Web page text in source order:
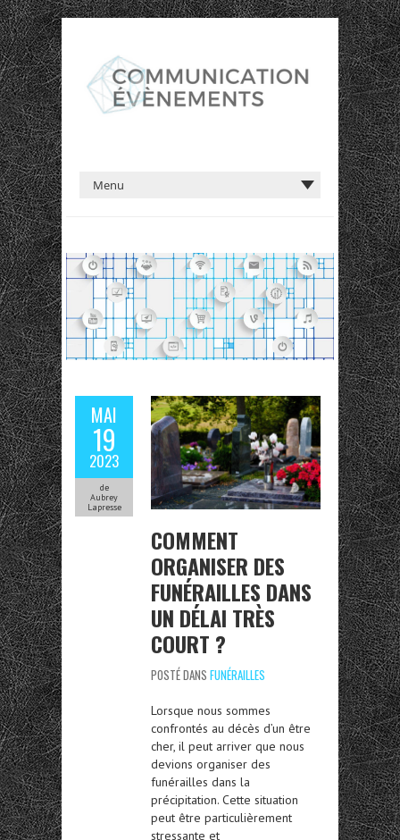
MAI
19
2023
de
Aubrey
Lapresse
COMMENT
ORGANISER DES
FUNÉRAILLES DANS
UN DÉLAI TRÈS
COURT ?
POSTÉ DANS FUNÉRAILLES
Lorsque nous sommes
confrontés au décès d’un être
cher, il peut arriver que nous
devions organiser des
funérailles dans la
précipitation. Cette situation
peut être particulièrement
stressante et